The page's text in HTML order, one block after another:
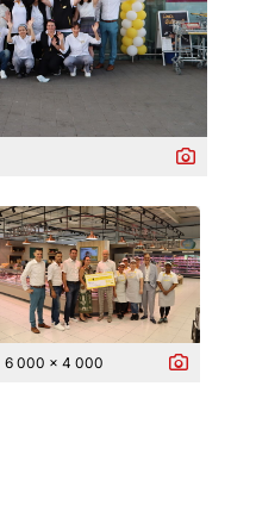
6 000 x 4 000